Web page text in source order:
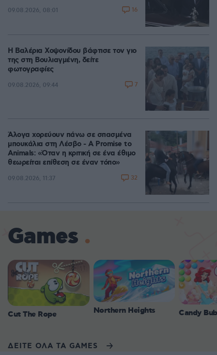
09.08.2026, 08:01 16
Η Βαλέρια Χοψονίδου βάφτισε τον γιο
της στη Βουλιαγμένη, δείτε
φωτογραφίες
09.08.2026, 09:44 7
Άλογα χορεύουν πάνω σε σπασμένα
μπουκάλια στη Λέσβο - A Promise to
Animals: «Όταν η κριτική σε ένα έθιμο
θεωρείται επίθεση σε έναν τόπο»
09.08.2026, 11:37 32
Games
Cut The Rope Northern Heights Candy
ΔΕΙΤΕ ΟΛΑ ΤΑ GAMES